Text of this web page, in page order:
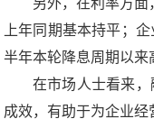
另外，在利率方面
上年同期基本持平；
半年本轮降息周期以来
在市场人士看来
成效，有助于为企业经